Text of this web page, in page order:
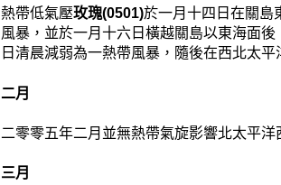
熱帶低氣壓玫瑰(0501)於一月十四日在關島
風暴，並於一月十六日橫越關島以東海面
日清晨減弱為一熱帶風暴，隨後在西北太平
二月
二零零五年二月並無熱帶氣旋影響北太平洋
三月